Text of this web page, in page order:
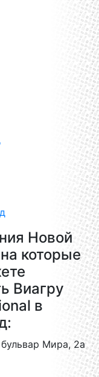
Новой
которые
Виагру
в
Мира, 2а